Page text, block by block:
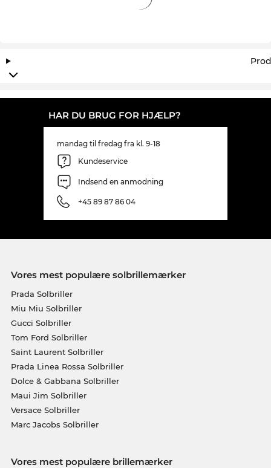
HAR DU BRUG FOR HJÆLP?
mandag til fredag fra kl. 9-18
Kundeservice
Indsend en anmodning
+45 89 87 86 04
Vores mest populære solbrillemærker
Prada Solbriller
Miu Miu Solbriller
Gucci Solbriller
Tom Ford Solbriller
Saint Laurent Solbriller
Prada Linea Rossa Solbriller
Dolce & Gabbana Solbriller
Maui Jim Solbriller
Versace Solbriller
Marc Jacobs Solbriller
Vores mest populære brillemærker